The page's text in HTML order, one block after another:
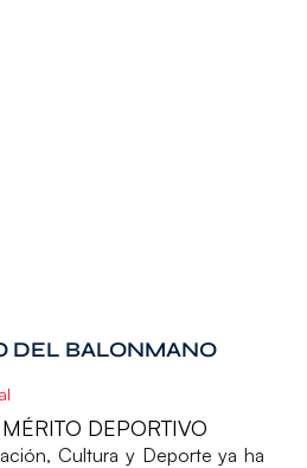
DEL BALONMANO
DEPORTIVO
Cultura y Deporte ya ha